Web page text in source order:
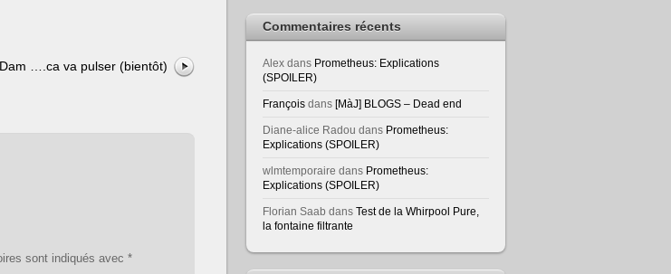
….ca va pulser (bientôt)
sont indiqués avec *
Commentaires récents
Alex dans Prometheus: Explications
(SPOILER)
François dans [MàJ] BLOGS – Dead end
Diane-alice Radou dans Prometheus:
Explications (SPOILER)
wlmtemporaire dans Prometheus:
Explications (SPOILER)
Florian Saab dans Test de la Whirpool Pure,
la fontaine filtrante